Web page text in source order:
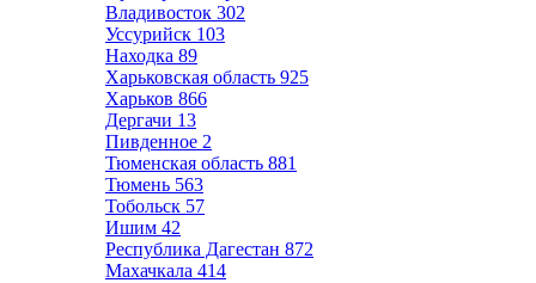
Владивосток 302
Уссурийск 103
Находка 89
Харьковская область 925
Харьков 866
Дергачи 13
Пивденное 2
Тюменская область 881
Тюмень 563
Тобольск 57
Ишим 42
Республика Дагестан 872
Махачкала 414